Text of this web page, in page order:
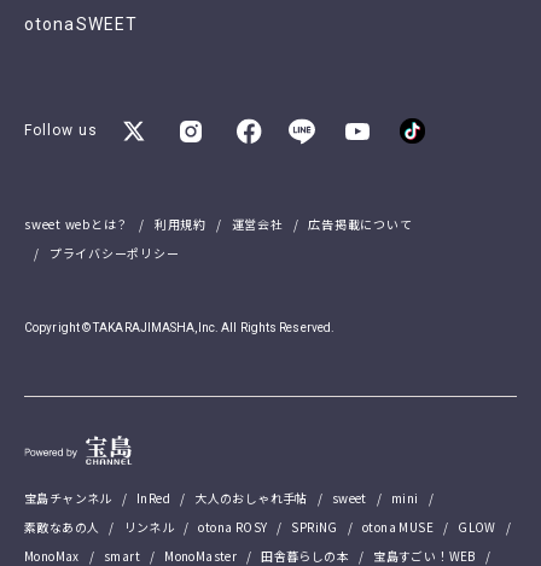
otonaSWEET
Follow us
sweet webとは？ 利用規約 運営会社
広告掲載について
プライバシーポリシー
Copyright © TAKARAJIMASHA,Inc. All Rights Reserved.
宝島チャンネル InRed 大人のおしゃれ手帖 sweet
mini
素敵なあの人
リンネル otona ROSY SPRiNG otona MUSE
GLOW
MonoMax
smart MonoMaster 田舎暮らしの本
宝島すごい！WEB